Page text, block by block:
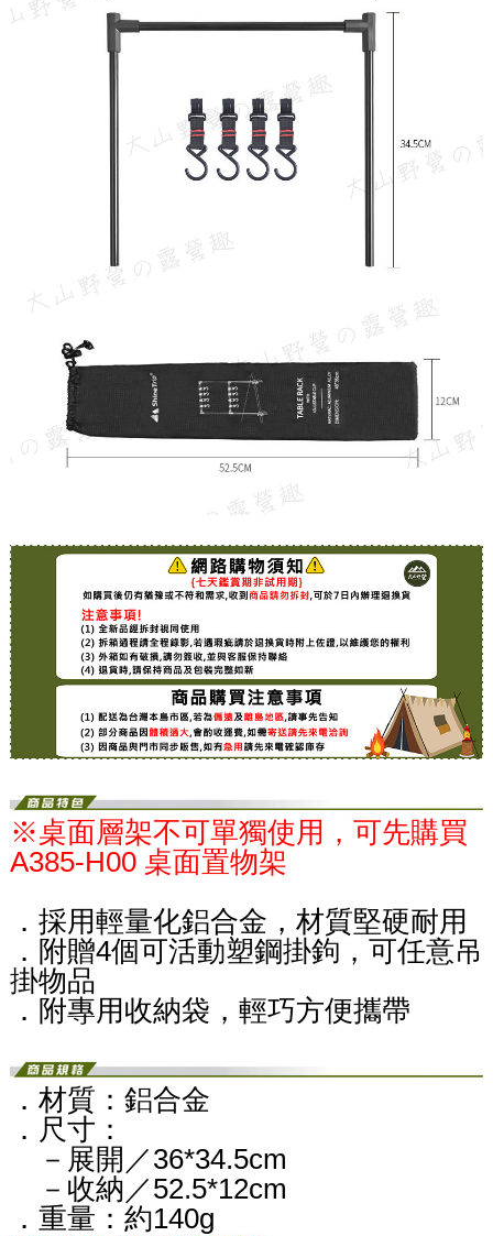
※桌面層架不可單獨使用，可先購買
A385-H00 桌面置物架
．採用輕量化鋁合金，材質堅硬耐用
．附贈4個可活動塑鋼掛鉤，可任意吊
掛物品
．附專用收納袋，輕巧方便攜帶
．材質：鋁合金
．尺寸：
－展開／36*34.5cm
－收納／52.5*12cm
．重量：約140g